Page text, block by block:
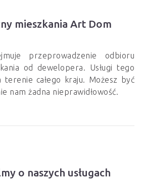
mieszkania Art Dom
przeprowadzenie odbioru
od dewelopera. Usługi tego
terenie całego kraju. Możesz być
nam żadna nieprawidłowość.
o naszych usługach